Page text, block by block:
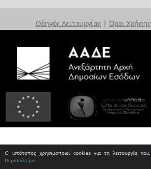
Ο ιστότοπος χρησιμοποιεί cookies για τη λειτουργία του.
Περισσότερα
Οδηγός Λειτουργίας | Όροι Χρήσης